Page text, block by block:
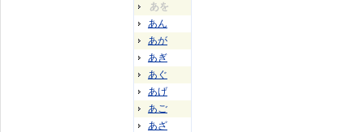
あを
あん
あが
あぎ
あぐ
あげ
あご
あざ